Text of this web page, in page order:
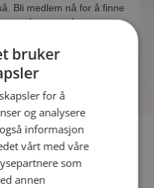
Bli medlem nå for å finne
av andre
Gunhild03
bruker
for å
og analysere
informasjon
vårt med våre
som
annen